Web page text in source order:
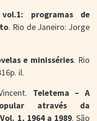
programas de
. Rio de Janeiro: Jorge
e minisséries. Rio
il.
Teletema – A
através da
1, 1964 a 1989. São